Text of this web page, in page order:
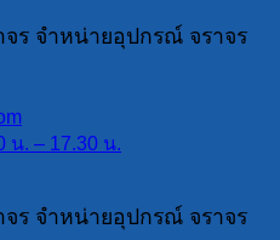
ร จำหน่ายอุปกรณ์ จราจร
น. – 17.30 น.
ร จำหน่ายอุปกรณ์ จราจร